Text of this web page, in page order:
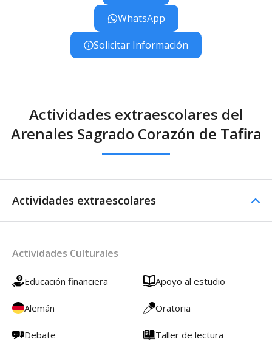
WhatsApp
Solicitar Información
Actividades extraescolares del
Arenales Sagrado Corazón de Tafira
Actividades extraescolares
Actividades Culturales
Educación financiera Apoyo al estudio
Alemán Oratoria
Debate Taller de lectura